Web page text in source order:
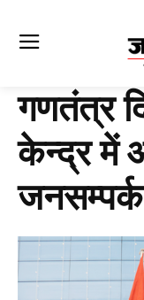
गणतंत्र
केन्द्र में
जनसम्पर्क